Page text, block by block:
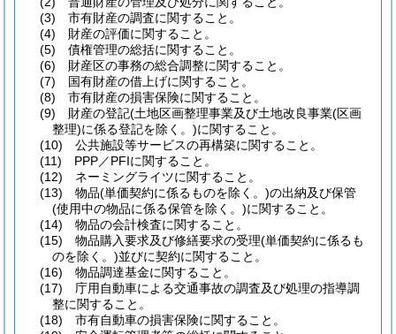
(3)
市有財産の調査に関すること。
(4)
財産の評価に関すること。
(5)
債権管理の総括に関すること。
(6)
財産区の事務の総合調整に関すること。
(7)
国有財産の借上げに関すること。
(8)
市有財産の損害保険に関すること。
(9)
財産の登記(土地区画整理事業及び土地改良事業(区画
整理)に係る登記を除く。)に関すること。
(10)
公共施設等サービスの再構築に関すること。
(11)
PPP／PFIに関すること。
(12)
ネーミングライツに関すること。
(13)
物品(単価契約に係るものを除く。)の出納及び保管
(使用中の物品に係る保管を除く。)に関すること。
(14)
物品の会計検査に関すること。
(15)
物品購入要求及び修繕要求の受理(単価契約に係るも
のを除く。)並びに契約に関すること。
(16)
物品調達基金に関すること。
(17)
庁用自動車による交通事故の調査及び処理の指導調
整に関すること。
(18)
市有自動車の損害保険に関すること。